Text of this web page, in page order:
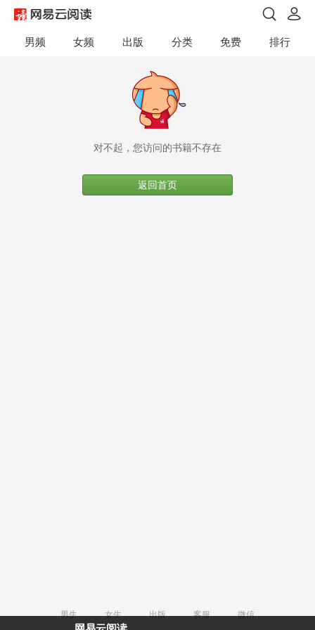
男频 女频 出版 分类 免费 排行
对不起，您访问的书籍不存在
返回首页
男生 女生 出版 客服
微信